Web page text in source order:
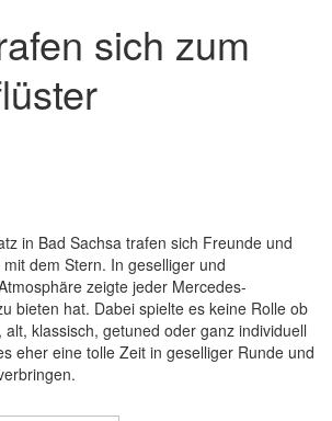
sich zum
in Bad Sachsa trafen sich Freunde und
dem Stern. In geselliger und
zeigte jeder Mercedes-
bieten hat. Dabei spielte es keine Rolle ob
klassisch, getuned oder ganz individuell
eher eine tolle Zeit in geselliger Runde und